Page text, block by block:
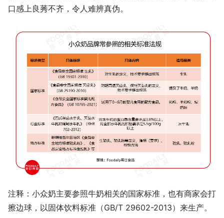
口感上良莠不齐，令人难辨真伪。
注释：小众奶主要参照牛奶相关的国家标准，也有商家会打
擦边球，以固体饮料标准（GB/T 29602-2013）来生产。